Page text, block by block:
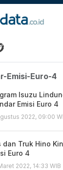
Euro 4
Emisi-Euro-4
Isuzu
Emisi Euro 4
2022, 09:00
dan Truk Hino
Euro 4
2022, 14:33 WIB